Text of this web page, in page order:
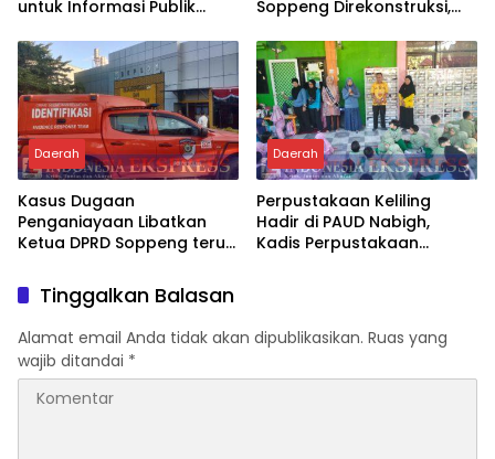
untuk Informasi Publik
Soppeng Direkonstruksi,
Hukum Terus Berjalan
Daerah
Kasus Dugaan
Penganiayaan Libatkan
Ketua DPRD Soppeng terus
Sulsel Gelar Rekonstruksi
Daerah
Perpustakaan Keliling
Hadir di PAUD Nabigh,
Kadis Perpustakaan
Tinggalkan Balasan
Alamat email Anda tidak akan dipublikasikan. Ruas yang
wajib ditandai *